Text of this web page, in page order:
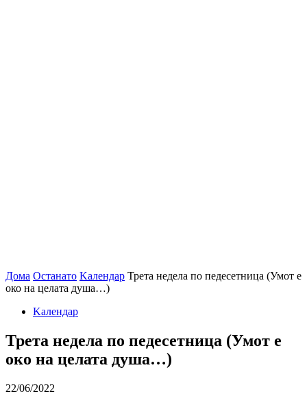
Дома Останато Kалендар Трета недела по педесетница (Умот е
око на целата душа…)
Kалендар
Трета недела по педесетница (Умот е
око на целата душа…)
22/06/2022